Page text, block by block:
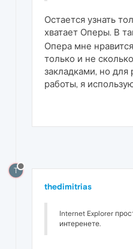
Остается узнать
хватает Оперы. В
Опера мне
только и не
закладками, но для
работы, я
T
thedimitrias
Internet Explorer
интеренете.